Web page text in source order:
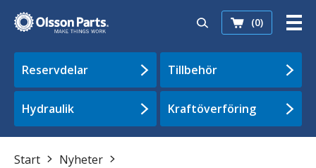
(0)
Reservdelar Tillbehör
Hydraulik Kraftöverföring
Start
Nyheter